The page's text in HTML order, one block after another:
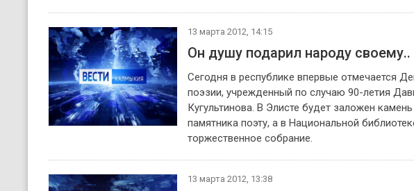
13 марта 2012, 14:15
Он душу подарил народу своему..
Сегодня в республике впервые отмечается
поэзии, учрежденный по случаю 90-летия
Кугультинова. В Элисте будет заложен
памятника поэту, а в Национальной
торжественное собрание.
13 марта 2012, 13:38